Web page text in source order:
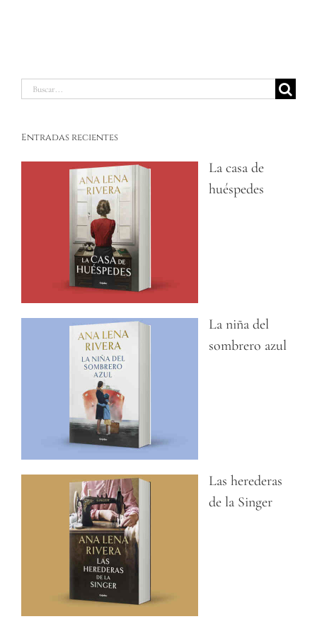
Buscar:
Entradas recientes
La casa de
huéspedes
La niña del
sombrero azul
Las herederas
de la Singer